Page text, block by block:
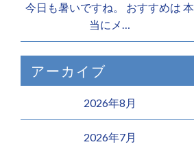
今日も暑いですね。 おすすめは 本
当にメ…
アーカイブ
2026年8月
2026年7月